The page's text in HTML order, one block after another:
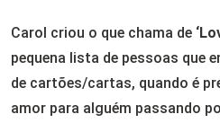
Carol criou o que chama de
pequena lista de pessoas que
de cartões/cartas, quando é
amor para alguém passando